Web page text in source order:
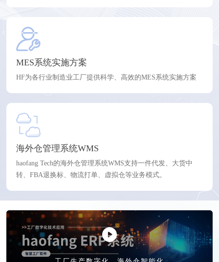
MES系统实施方案
HF为各行业制造业工厂提供科学、高效的MES系统实施方案
海外仓管理系统WMS
haofang Tech的海外仓管理系统WMS支持一件代发、大货中
转、FBA退换标、物流打单、虚拟仓等业务模式。